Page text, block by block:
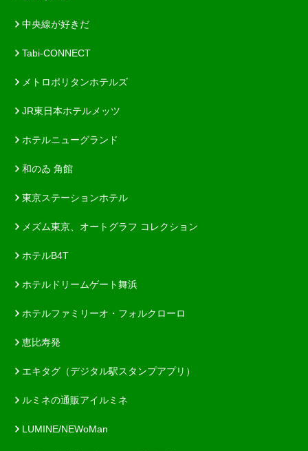
中央線が好きだ
Tabi-CONNECT
メトロポリタンホテルズ
JR東日本ホテルメッツ
ホテルニューグランド
和のゐ 角館
東京ステーションホテル
メズム東京、オートグラフ コレクション
ホテルB4T
ホテルドリームゲート舞浜
ホテルファミリーオ・フォルクローロ
恵比寿発
エキタグ（デジタル駅スタンプアプリ）
ルミネの通販アイルミネ
LUMINE/NEWoMan